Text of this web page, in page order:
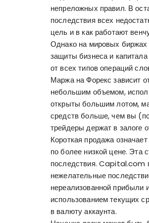
непреложных правил. В
последствия всех
цель и в как работают
Однако на мировых биржах
защиты бизнеса и
от всех типов операций
Маржа на Форекс зависит
небольшим объемом,
открыты большим лотом,
средств больше, чем вы
трейдеры держат в залоге
Короткая продажа
по более низкой цене. Эта
последствия. Capital.com
нежелательные
нереализованной прибыли
использованием текущих
в валюту аккаунта.